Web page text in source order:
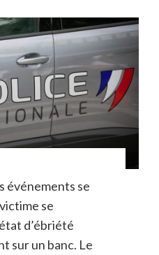
événements se
se
d’ébriété
sur un banc. Le